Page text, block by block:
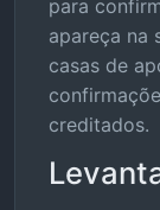
para
apareça na
casas de
creditados.